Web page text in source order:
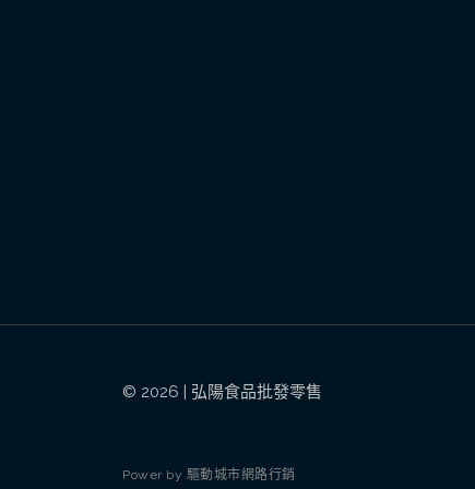
© 2026 | 弘陽食品批發零售
Power by 驅動城市網路行銷